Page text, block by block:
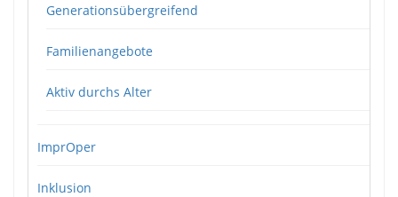
Generationsübergreifend
Familienangebote
Aktiv durchs Alter
ImprOper
Inklusion